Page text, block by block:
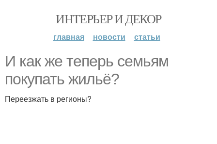
ИНТЕРЬЕР И ДЕКОР
главная новости статьи
И как же теперь семьям
покупать жильё?
Переезжать в регионы?